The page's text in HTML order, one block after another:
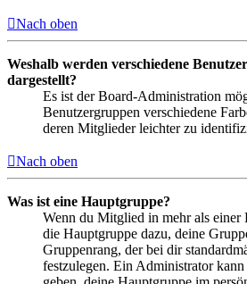
Nach oben
Weshalb werden verschiedene
dargestellt?
Es ist der Board-Administration
Benutzergruppen verschiedene
deren Mitglieder leichter zu
Nach oben
Was ist eine Hauptgruppe?
Wenn du Mitglied in mehr als einer
die Hauptgruppe dazu, deine
Gruppenrang, der bei dir
festzulegen. Ein Administrator